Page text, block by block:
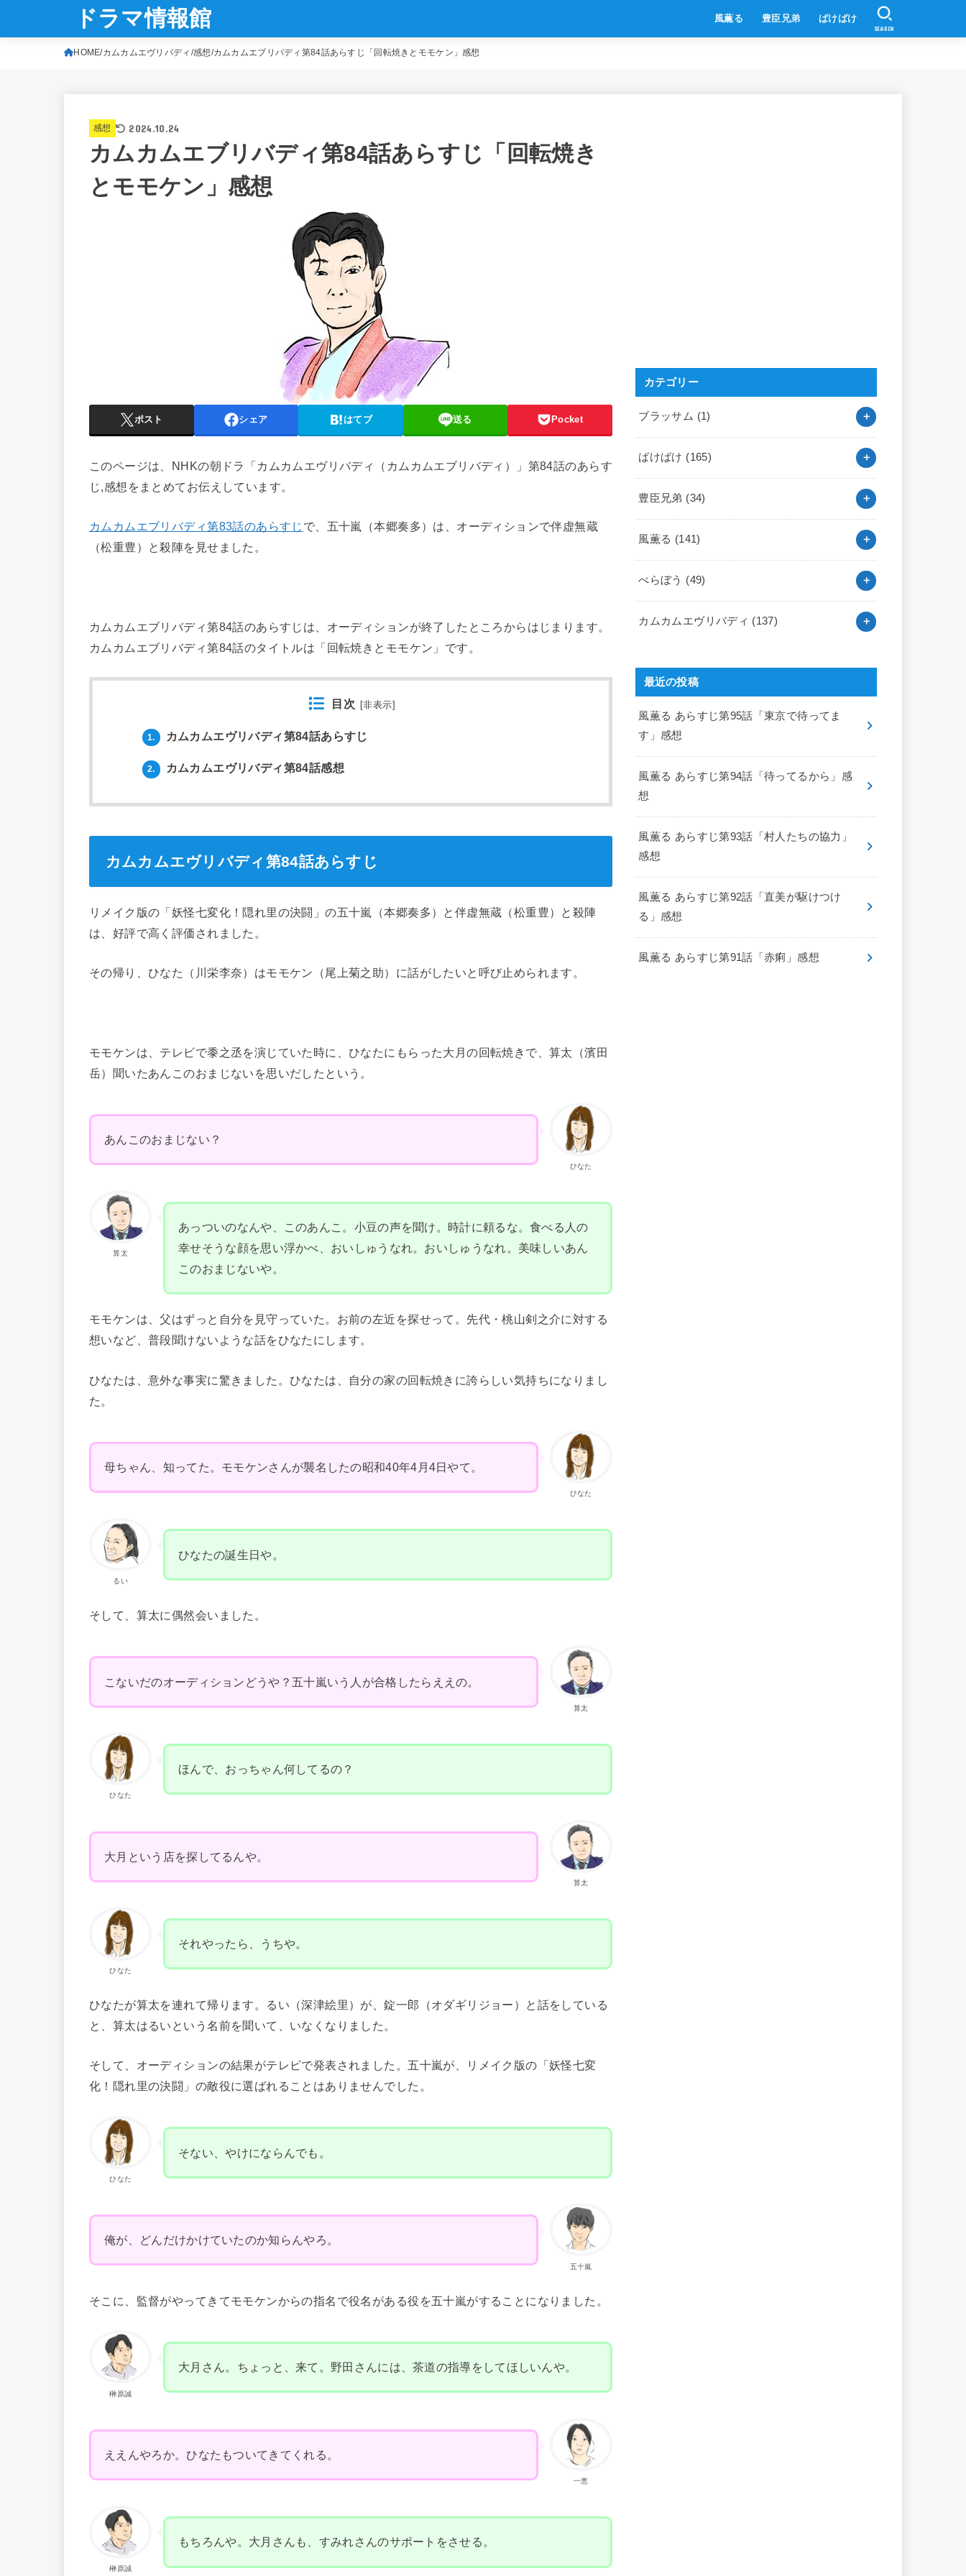
ドラマ情報館 風薫る 豊臣兄弟 ばけばけ
SEARCH
HOME カムカムエヴリバディ 感想 カムカムエブリバディ第84話あらすじ「回転焼きとモモケン」感想
感想 2024.10.24
カムカムエブリバディ第84話あらすじ「回転焼き
とモモケン」感想
ポスト シェア はてブ 送る Pocket
このページは、NHKの朝ドラ「カムカムエヴリバディ（カムカムエブリバディ）」第84話のあらす
じ,感想をまとめてお伝えしています。
カムカムエブリバディ第83話のあらすじ で、五十嵐（本郷奏多）は、オーディションで伴虚無蔵
（松重豊）と殺陣を見せました。
カムカムエブリバディ第84話のあらすじは、オーディションが終了したところからはじまります。
カムカムエブリバディ第84話のタイトルは「回転焼きとモモケン」です。
目次 [非表示
1. カムカムエヴリバディ第84話あらすじ
2. カムカムエヴリバディ第84話感想
カムカムエヴリバディ第84話あらすじ
リメイク版の「妖怪七変化！隠れ里の決闘」の五十嵐（本郷奏多）と伴虚無蔵（松重豊）と殺陣
は、好評で高く評価されました。
その帰り、ひなた（川栄李奈）はモモケン（尾上菊之助）に話がしたいと呼び止められます。
モモケンは、テレビで黍之丞を演じていた時に、ひなたにもらった大月の回転焼きで、算太（濱田
岳）聞いたあんこのおまじないを思いだしたという。
ひなた
あんこのおまじない？
算太
あっついのなんや、このあんこ。小豆の声を聞け。時計に頼るな。食べる人の
幸せそうな顔を思い浮かべ、おいしゅうなれ。おいしゅうなれ。美味しいあん
このおまじないや。
モモケンは、父はずっと自分を見守っていた。お前の左近を探せって。先代・桃山剣之介に対する
想いなど、普段聞けないような話をひなたにします。
ひなたは、意外な事実に驚きました。ひなたは、自分の家の回転焼きに誇らしい気持ちになりまし
た。
ひなた
母ちゃん、知ってた。モモケンさんが襲名したの昭和40年4月4日やて。
るい
ひなたの誕生日や。
そして、算太に偶然会いました。
算太
こないだのオーディションどうや？五十嵐いう人が合格したらええの。
ひなた
ほんで、おっちゃん何してるの？
算太
大月という店を探してるんや。
ひなた
それやったら、うちや。
ひなたが算太を連れて帰ります。るい（深津絵里）が、錠一郎（オダギリジョー）と話をしている
と、算太はるいという名前を聞いて、いなくなりました。
そして、オーディションの結果がテレビで発表されました。五十嵐が、リメイク版の「妖怪七変
化！隠れ里の決闘」の敵役に選ばれることはありませんでした。
ひなた
そない、やけにならんでも。
五十嵐
俺が、どんだけかけていたのか知らんやろ。
そこに、監督がやってきてモモケンからの指名で役名がある役を五十嵐がすることになりました。
榊原誠
大月さん。ちょっと、来て。野田さんには、茶道の指導をしてほしいんや。
一恵
ええんやろか。ひなたもついてきてくれる。
榊原誠
もちろんや。大月さんも、すみれさんのサポートをさせる。
カテゴリー
ブラッサム (1)
ばけばけ (165)
豊臣兄弟 (34)
風薫る (141)
べらぼう (49)
カムカムエヴリバディ (137)
最近の投稿
風薫る あらすじ第95話「東京で待ってま
す」感想
風薫る あらすじ第94話「待ってるから」感
想
風薫る あらすじ第93話「村人たちの協力」
感想
風薫る あらすじ第92話「直美が駆けつけ
る」感想
風薫る あらすじ第91話「赤痢」感想